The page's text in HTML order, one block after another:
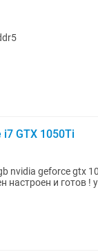
GTX 1050Ti
nvidia geforce gtx
настроен и готов !